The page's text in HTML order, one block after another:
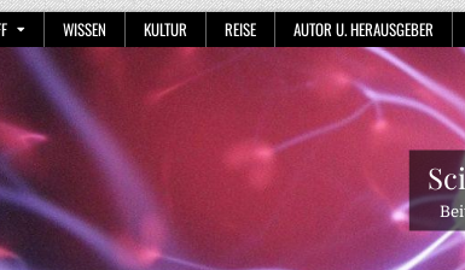
WISSEN KULTUR REISE AUTOR U. HERAUSGEBER